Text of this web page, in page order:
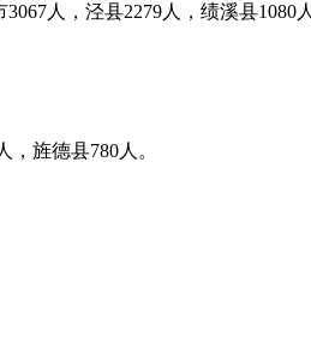
人，泾县2279人，绩溪县1080
旌德县780人。